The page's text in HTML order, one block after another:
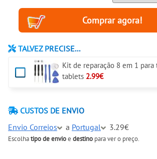
TALVEZ PRECISE...
Kit de reparação 8 em 1
tablets 2.99€
CUSTOS DE ENVIO
Envio Correios
a Portugal 3.29€
Escolhatipo de envioe destino para ver o preço.